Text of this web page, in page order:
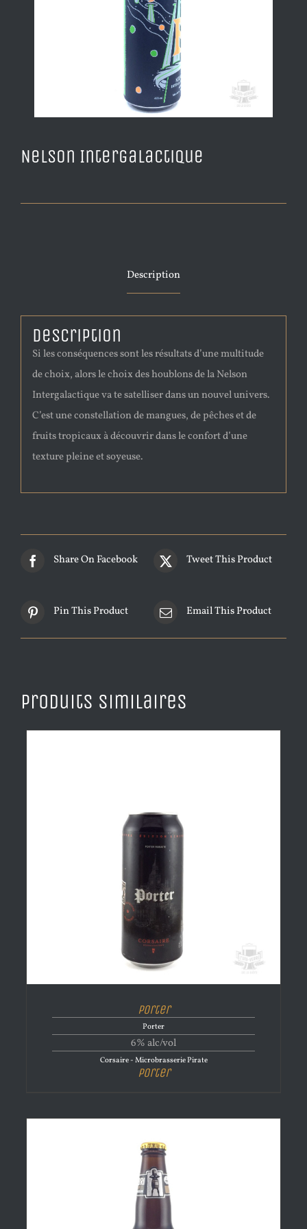
Nelson Intergalactique
Description
Description
Si les conséquences sont les résultats d’une multitude
de choix, alors le choix des houblons de la Nelson
Intergalactique va te satelliser dans un nouvel univers.
C’est une constellation de mangues, de pêches et de
fruits tropicaux à découvrir dans le confort d’une
texture pleine et soyeuse.
Share On Facebook Tweet This Product
Pin This Product Email This Product
Produits similaires
Porter
Porter
6% alc/vol
Corsaire - Microbrasserie Pirate
Porter